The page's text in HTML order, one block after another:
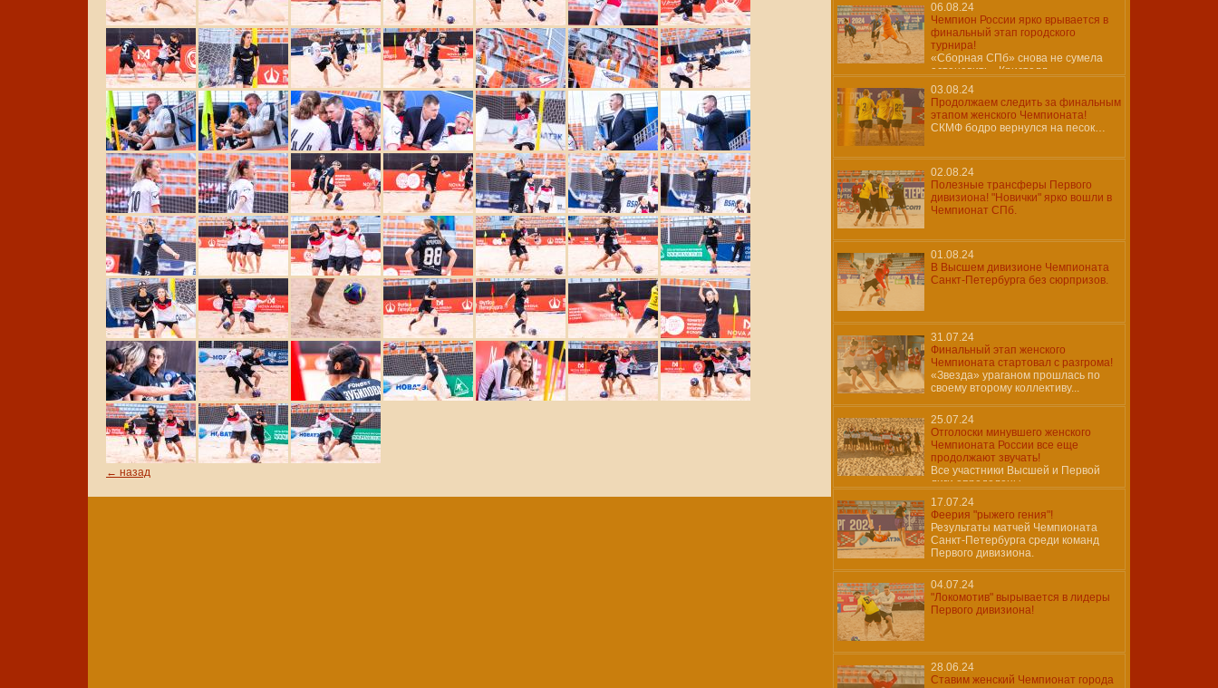
← назад
06.08.24
Чемпион России ярко врывается в
финальный этап городского
турнира!
«Сборная СПб» снова не сумела
остановить «Кристалл»…
03.08.24
Продолжаем следить за финальным
этапом женского Чемпионата!
СКМФ бодро вернулся на песок…
02.08.24
Полезные трансферы Первого
дивизиона! "Новички" ярко вошли в
Чемпионат СПб.
01.08.24
В Высшем дивизионе Чемпионата
Санкт-Петербурга без сюрпризов.
31.07.24
Финальный этап женского
Чемпионата стартовал с разгрома!
«Звезда» ураганом прошлась по
своему второму коллективу...
25.07.24
Отголоски минувшего женского
Чемпионата России все еще
продолжают звучать!
Все участники Высшей и Первой
лиги определены…
17.07.24
Феерия "рыжего гения"!
Результаты матчей Чемпионата
Санкт-Петербурга среди команд
Первого дивизиона.
04.07.24
"Локомотив" вырывается в лидеры
Первого дивизиона!
28.06.24
Ставим женский Чемпионат города